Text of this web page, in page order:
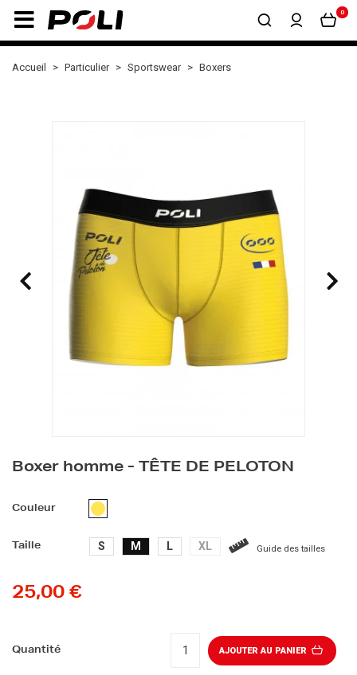
0
Accueil Particulier Sportswear Boxers
Boxer homme - TÊTE DE PELOTON
Couleur JAUNE
Taille S M L XL Guide des tailles
25,00 €
Quantité AJOUTER AU PANIER